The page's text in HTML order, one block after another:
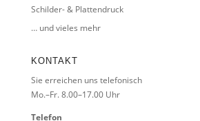
Schilder- & Plattendruck
… und vieles mehr
KONTAKT
Sie erreichen uns telefonisch
Mo.–Fr. 8.00–17.00 Uhr
Telefon